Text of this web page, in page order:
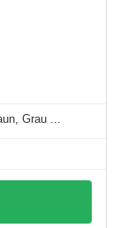
Grau ...